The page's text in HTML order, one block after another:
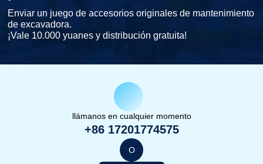
Enviar un juego de accesorios originales de mantenimiento
de excavadora.
¡Vale 10.000 yuanes y distribución gratuita!
llámanos en cualquier momento
+86 17201774575
O